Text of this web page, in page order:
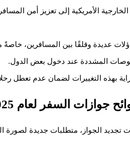
الخارجية الأمريكية إلى تعزيز أمن
عديدة وقلقًا بين المسافرين، خاصةً
المشددة عند دخول بعض الدول.
بهذه التغييرات لضمان عدم تعطل
جوازات السفر لعام 2025؟
تجديد الجواز، متطلبات جديدة